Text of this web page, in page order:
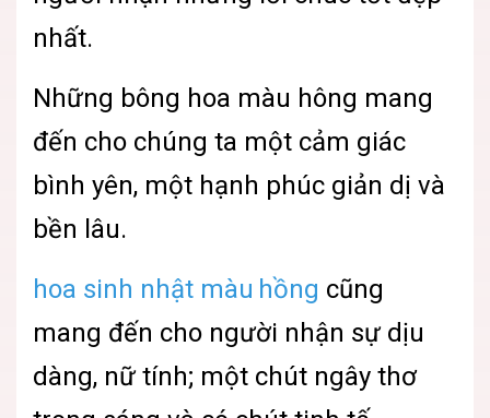
nhất.
Những bông hoa màu hông mang
đến cho chúng ta một cảm giác
bình yên, một hạnh phúc giản dị và
bền lâu.
hoa sinh nhật màu hồng cũng
mang đến cho người nhận sự dịu
dàng, nữ tính; một chút ngây thơ